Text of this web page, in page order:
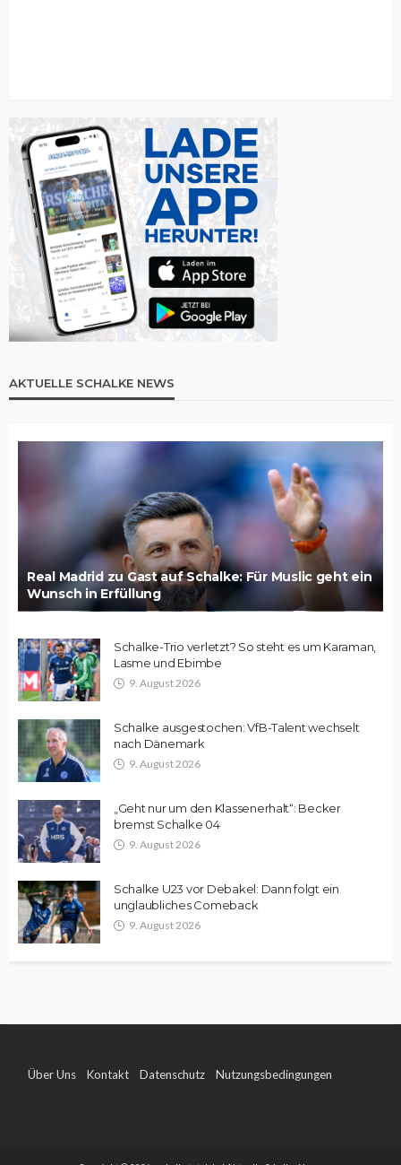
AKTUELLE SCHALKE NEWS
Real Madrid zu Gast auf Schalke: Für Muslic geht ein
Wunsch in Erfüllung
Schalke-Trio verletzt? So steht es um Karaman,
Lasme und Ebimbe
9. August 2026
Schalke ausgestochen: VfB-Talent wechselt
nach Dänemark
9. August 2026
„Geht nur um den Klassenerhalt“: Becker
bremst Schalke 04
9. August 2026
Schalke U23 vor Debakel: Dann folgt ein
unglaubliches Comeback
9. August 2026
Über Uns Kontakt Datenschutz Nutzungsbedingungen